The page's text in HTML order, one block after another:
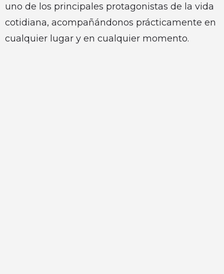
uno de los principales protagonistas de la vida
cotidiana, acompañándonos prácticamente en
cualquier lugar y en cualquier momento.